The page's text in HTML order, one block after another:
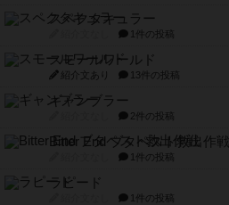
スペクタキュラー
1件の投稿
スモールワールド
紹介文あり 13件の投稿
ギャンブラー
2件の投稿
Bitter End ブタペスト救出作戦
1件の投稿
ラピード
1件の投稿